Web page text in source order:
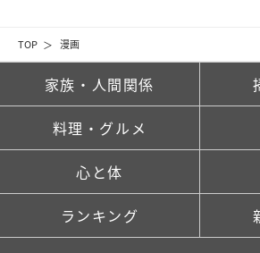
TOP 漫画
家族・人間関係
料理・グルメ
心と体
ランキング